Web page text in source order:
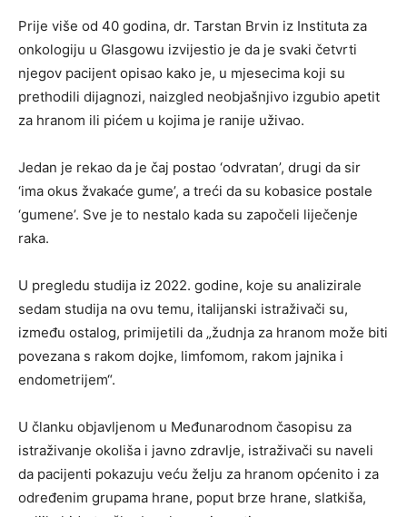
Prije više od 40 godina, dr. Tarstan Brvin iz Instituta za
onkologiju u Glasgowu izvijestio je da je svaki četvrti
njegov pacijent opisao kako je, u mjesecima koji su
prethodili dijagnozi, naizgled neobjašnjivo izgubio apetit
za hranom ili pićem u kojima je ranije uživao.
Jedan je rekao da je čaj postao ‘odvratan’, drugi da sir
‘ima okus žvakaće gume’, a treći da su kobasice postale
‘gumene’. Sve je to nestalo kada su započeli liječenje
raka.
U pregledu studija iz 2022. godine, koje su analizirale
sedam studija na ovu temu, italijanski istraživači su,
između ostalog, primijetili da „žudnja za hranom može biti
povezana s rakom dojke, limfomom, rakom jajnika i
endometrijem“.
U članku objavljenom u Međunarodnom časopisu za
istraživanje okoliša i javno zdravlje, istraživači su naveli
da pacijenti pokazuju veću želju za hranom općenito i za
određenim grupama hrane, poput brze hrane, slatkiša,